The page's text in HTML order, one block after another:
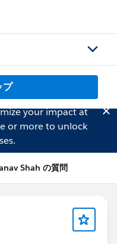
プ
your impact at
or more to unlock
Shah の質問